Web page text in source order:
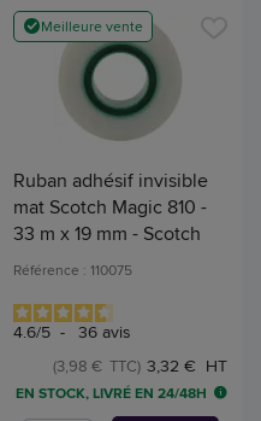
Meilleure vente
Ruban adhésif invisible
mat Scotch Magic 810 -
33 m x 19 mm - Scotch
Référence : 110075
4.6/5 - 36 avis
3,32 € HT
(3,98 € TTC)
EN STOCK, LIVRÉ EN 24/48H